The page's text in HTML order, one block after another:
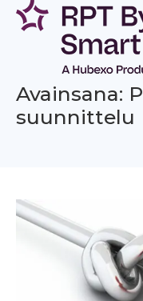
Siirry
sisältöön
Avainsana:
suunnittelu